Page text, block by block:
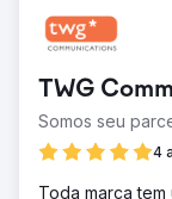
TWG
Somos seu
4
Toda marca tem